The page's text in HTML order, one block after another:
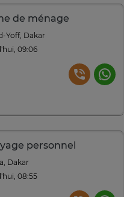
de ménage
Yoff, Dakar
09:06
personnel
Dakar
08:55